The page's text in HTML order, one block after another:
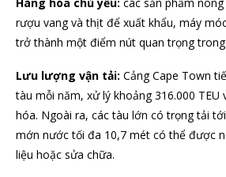
rượu vang và thịt để xuất khẩu, máy
trở thành một điểm nút quan trọng
Lưu lượng vận tải: Cảng Cape Town
tàu mỗi năm, xử lý khoảng 316.000 TEU
hóa. Ngoài ra, các tàu lớn có trọng tải
mớn nước tối đa 10,7 mét có thể được
liệu hoặc sửa chữa.